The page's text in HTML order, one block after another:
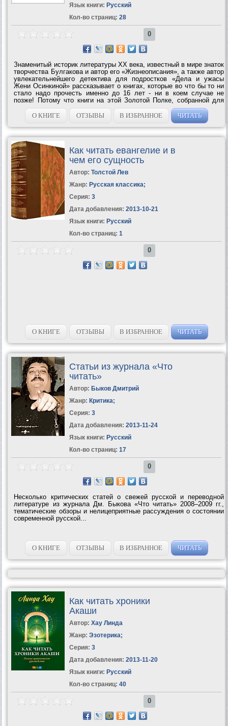
Язык книги: Русский
Кол-во страниц: 28
0
Знаменитый историк литературы ХХ века, известный в мире знаток
творчества Булгакова и автор его «Жизнеописания», а также автор
увлекательнейшего детектива для подростков «Дела и ужасы
Жени Осинкиной» рассказывает о книгах, которые во что бы то ни
стало надо прочесть именно до 16 лет - ни в коем случае не
позже! Потому что книги на этой Золотой Полке, собранной для
вас Мариэттой Чудаковой, так хитро написаны, что если вы
опоздаете и...
О КНИГЕ ОТЗЫВЫ В ИЗБРАННОЕ ЧИТАТЬ
Как читать евангелие и в
чем его сущность
Автор: Толстой Лев
Жанр: Русская классика;
Серия: 3
Дата добавления: 2013-10-21
Язык книги: Русский
Кол-во страниц: 1
0
О КНИГЕ ОТЗЫВЫ В ИЗБРАННОЕ ЧИТАТЬ
Статьи из журнала «Что
читать»
Автор: Быков Дмитрий
Жанр: Критика;
Серия: 3
Дата добавления: 2013-11-24
Язык книги: Русский
Кол-во страниц: 17
0
Несколько критических статей о свежей русской и переводной
литературе из журнала Дм. Быкова «Что читать» 2008–2009 гг.,
тематические обзоры и нелицеприятные рассуждения о состоянии
современной русской...
О КНИГЕ ОТЗЫВЫ В ИЗБРАННОЕ ЧИТАТЬ
Как читать хроники
Акаши
Автор: Хау Линда
Жанр: Эзотерика;
Серия: 3
Дата добавления: 2013-11-20
Язык книги: Русский
Кол-во страниц: 40
0